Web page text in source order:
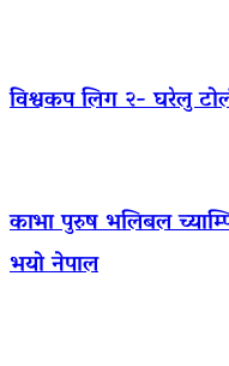
विश्वकप लिग २- घरेलु
काभा पुरुष भलिबल
भयो नेपाल